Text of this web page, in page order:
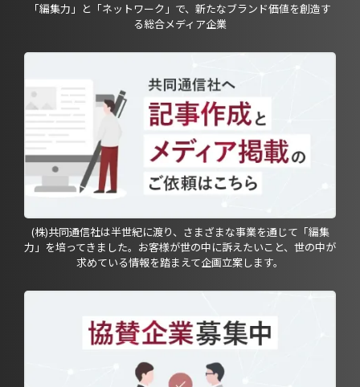
「編集力」と「ネットワーク」で、新たなブランド価値を創造す
る総合メディア企業
(株)共同通信社は半世紀に渡り、さまざまな事業を通じて「編集
力」を培ってきました。お客様が世の中に訴えたいこと、世の中が
求めている情報を踏まえて企画立案します。